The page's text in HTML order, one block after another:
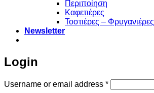
Περιποίηση
Καφετιέρες
Τοστιέρες – Φρυγανιέρες
Newsletter
Login
Username or email address *Required